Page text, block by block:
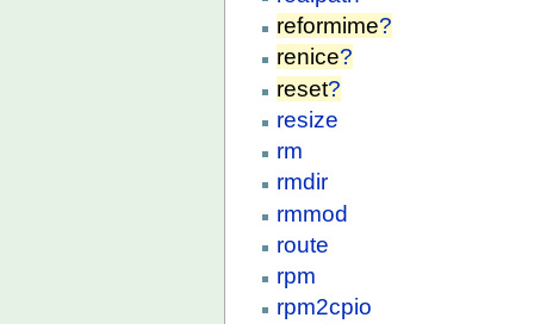
reformime?
renice?
reset?
resize
rm
rmdir
rmmod
route
rpm
rpm2cpio